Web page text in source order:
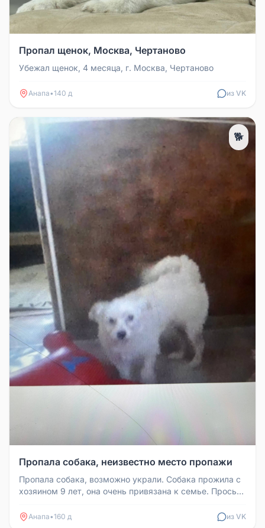
Пропал щенок, Москва, Чертаново
Убежал щенок, 4 месяца, г. Москва, Чертаново
Анапа•140 д из VK
🐕
Пропала собака, неизвестно место пропажи
Пропала собака, возможно украли. Собака прожила с
хозяином 9 лет, она очень привязана к семье. Просьба
Анапа•160 д из VK